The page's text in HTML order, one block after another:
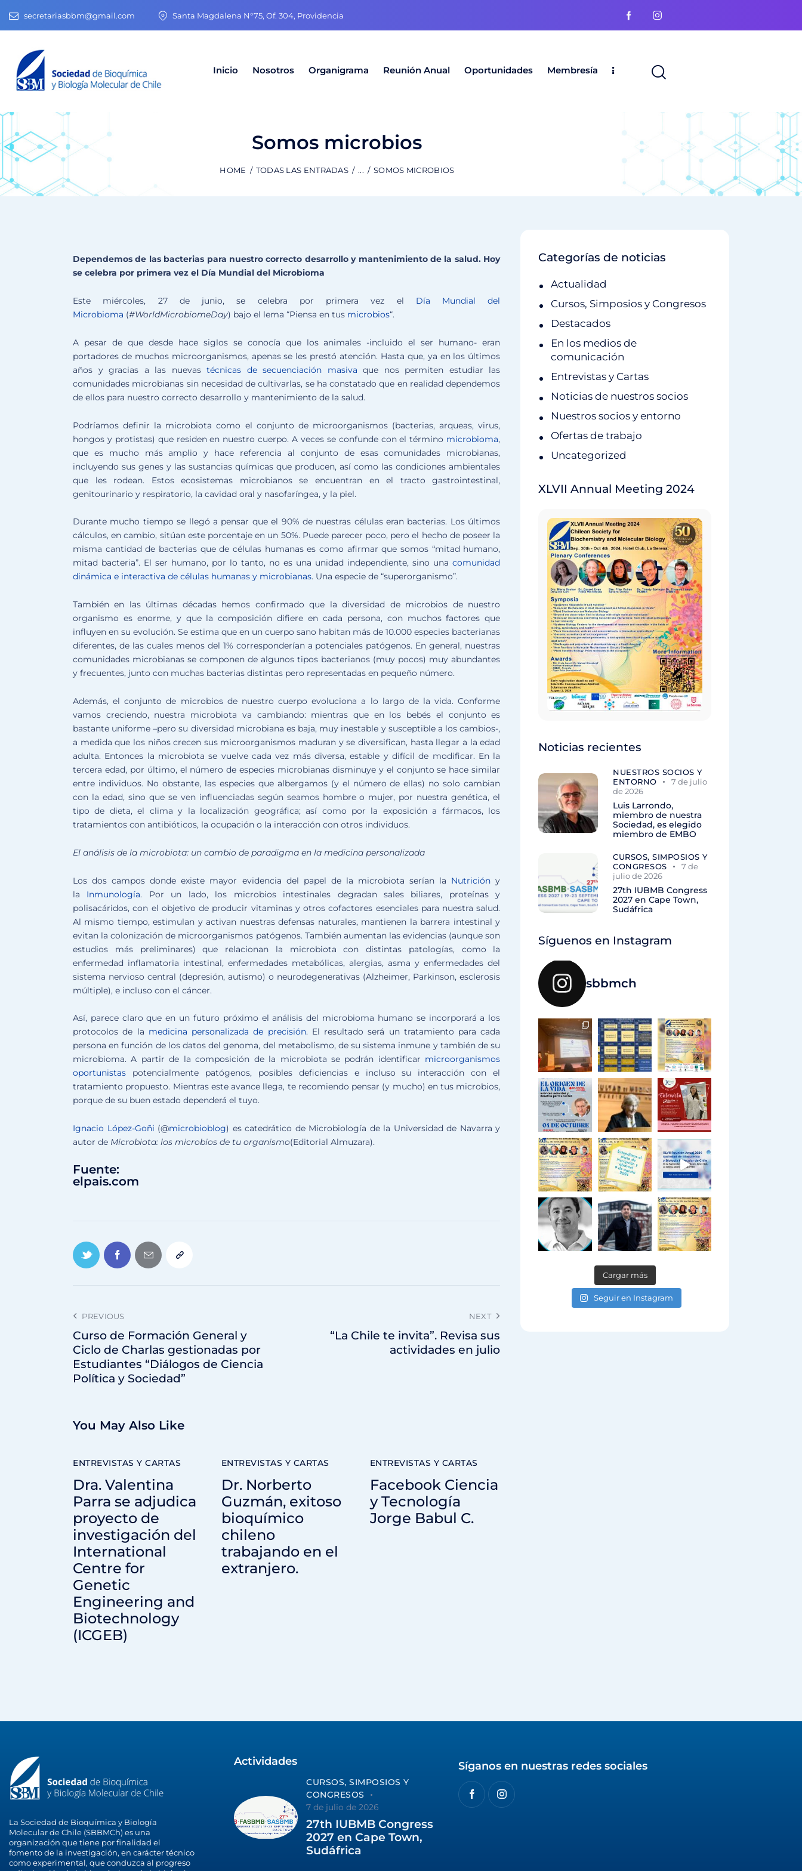
secretariasbbm@gmail.com Santa Magdalena N°75, Of. 304, Providencia
Inicio Nosotros Organigrama Reunión Anual Oportunidades Membresía
Somos microbios
HOME TODAS LAS ENTRADAS ... SOMOS MICROBIOS
Dependemos de las bacterias para nuestro correcto desarrollo y mantenimiento de la salud. Hoy
se celebra por primera vez el Día Mundial del Microbioma
Este miércoles, 27 de junio, se celebra por primera vez el Día Mundial del
Microbioma (#WorldMicrobiomeDay) bajo el lema “Piensa en tus microbios“.
A pesar de que desde hace siglos se conocía que los animales -incluido el ser humano- eran
portadores de muchos microorganismos, apenas se les prestó atención. Hasta que, ya en los últimos
años y gracias a las nuevastécnicas de secuenciación masiva que nos permiten estudiar las
comunidades microbianas sin necesidad de cultivarlas, se ha constatado que en realidad dependemos
de ellos para nuestro correcto desarrollo y mantenimiento de la salud.
Podríamos definir la microbiota como el conjunto de microorganismos (bacterias, arqueas, virus,
hongos y protistas) que residen en nuestro cuerpo. A veces se confunde con el término microbioma,
que es mucho más amplio y hace referencia al conjunto de esas comunidades microbianas,
incluyendo sus genes y las sustancias químicas que producen, así como las condiciones ambientales
que les rodean. Estos ecosistemas microbianos se encuentran en el tracto gastrointestinal,
genitourinario y respiratorio, la cavidad oral y nasofaríngea, y la piel.
Durante mucho tiempo se llegó a pensar que el 90% de nuestras células eran bacterias. Los últimos
cálculos, en cambio, sitúan este porcentaje en un 50%. Puede parecer poco, pero el hecho de poseer la
misma cantidad de bacterias que de células humanas es como afirmar que somos “mitad humano,
mitad bacteria”. El ser humano, por lo tanto, no es una unidad independiente, sino unacomunidad
dinámica e interactiva de células humanas y microbianas. Una especie de “superorganismo”.
También en las últimas décadas hemos confirmado que la diversidad de microbios de nuestro
organismo es enorme, y que la composición difiere en cada persona, con muchos factores que
influyen en su evolución. Se estima que en un cuerpo sano habitan más de 10.000 especies bacterianas
diferentes, de las cuales menos del 1% corresponderían a potenciales patógenos. En general, nuestras
comunidades microbianas se componen de algunos tipos bacterianos (muy pocos) muy abundantes
y frecuentes, junto con muchas bacterias distintas pero representadas en pequeño número.
Además, el conjunto de microbios de nuestro cuerpo evoluciona a lo largo de la vida. Conforme
vamos creciendo, nuestra microbiota va cambiando: mientras que en los bebés el conjunto es
bastante uniforme –pero su diversidad microbiana es baja, muy inestable y susceptible a los cambios-,
a medida que los niños crecen sus microorganismos maduran y se diversifican, hasta llegar a la edad
adulta. Entonces la microbiota se vuelve cada vez más diversa, estable y difícil de modificar. En la
tercera edad, por último, el número de especies microbianas disminuye y el conjunto se hace similar
entre individuos. No obstante, las especies que albergamos (y el número de ellas) no solo cambian
con la edad, sino que se ven influenciadas según seamos hombre o mujer, por nuestra genética, el
tipo de dieta, el clima y la localización geográfica; así como por la exposición a fármacos, los
tratamientos con antibióticos, la ocupación o la interacción con otros individuos.
El análisis de la microbiota: un cambio de paradigma en la medicina personalizada
Los dos campos donde existe mayor evidencia del papel de la microbiota serían la Nutrición y
la Inmunología. Por un lado, los microbios intestinales degradan sales biliares, proteínas y
polisacáridos, con el objetivo de producir vitaminas y otros cofactores esenciales para nuestra salud.
Al mismo tiempo, estimulan y activan nuestras defensas naturales, mantienen la barrera intestinal y
evitan la colonización de microorganismos patógenos. También aumentan las evidencias (aunque son
estudios más preliminares) que relacionan la microbiota con distintas patologías, como la
enfermedad inflamatoria intestinal, enfermedades metabólicas, alergias, asma y enfermedades del
sistema nervioso central (depresión, autismo) o neurodegenerativas (Alzheimer, Parkinson, esclerosis
múltiple), e incluso con el cáncer.
Así, parece claro que en un futuro próximo el análisis del microbioma humano se incorporará a los
protocolos de la medicina personalizada de precisión. El resultado será un tratamiento para cada
persona en función de los datos del genoma, del metabolismo, de su sistema inmune y también de su
microbioma. A partir de la composición de la microbiota se podrán identificar microorganismos
oportunistas potencialmente patógenos, posibles deficiencias e incluso su interacción con el
tratamiento propuesto. Mientras este avance llega, te recomiendo pensar (y mucho) en tus microbios,
porque de su buen estado dependerá el tuyo.
Ignacio López-Goñi (@microbioblog) es catedrático de Microbiología de la Universidad de Navarra y
autor de Microbiota: los microbios de tu organismo(Editorial Almuzara).
Fuente:
elpais.com
PREVIOUS
Curso de Formación General y
Ciclo de Charlas gestionadas por
Estudiantes “Diálogos de Ciencia
Política y Sociedad”
NEXT
“La Chile te invita”. Revisa sus
actividades en julio
You May Also Like
ENTREVISTAS Y CARTAS
Dra. Valentina
Parra se adjudica
proyecto de
investigación del
International
Centre for
Genetic
Engineering and
Biotechnology
(ICGEB)
ENTREVISTAS Y CARTAS
Dr. Norberto
Guzmán, exitoso
bioquímico
chileno
trabajando en el
extranjero.
ENTREVISTAS Y CARTAS
Facebook Ciencia
y Tecnología
Jorge Babul C.
Categorías de noticias
Actualidad
Cursos, Simposios y Congresos
Destacados
En los medios de
comunicación
Entrevistas y Cartas
Noticias de nuestros socios
Nuestros socios y entorno
Ofertas de trabajo
Uncategorized
XLVII Annual Meeting 2024
Noticias recientes
NUESTROS SOCIOS Y
ENTORNO
7 de julio
de 2026
Luis Larrondo,
miembro de nuestra
Sociedad, es elegido
miembro de EMBO
CURSOS, SIMPOSIOS Y
CONGRESOS
7 de
julio de 2026
27th IUBMB Congress
2027 en Cape Town,
Sudáfrica
Síguenos en Instagram
sbbmch
Cargar más
Seguir en Instagram
La Sociedad de Bioquímica y Biología
Molecular de Chile (SBBMCh) es una
organización que tiene por finalidad el
fomento de la investigación, en carácter técnico
como experimental, que conduzca al progreso
Actividades
CURSOS, SIMPOSIOS Y
CONGRESOS
7 de julio de 2026
27th IUBMB Congress
2027 en Cape Town,
Sudáfrica
Síganos en nuestras redes sociales